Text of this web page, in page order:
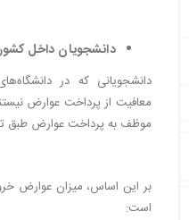
دانشجویان داخل
دانشجویانی که در
معافیت از پرداخت عوارض
موظف به پرداخت عوارض طبق
است: